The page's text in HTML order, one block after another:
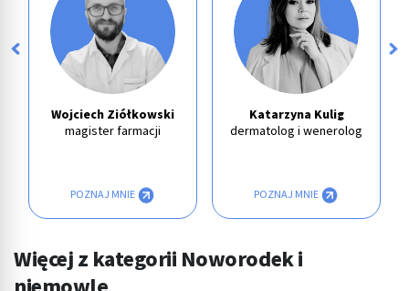
Wojciech Ziółkowski
magister farmacji
POZNAJ MNIE
Katarzyna Kulig
dermatolog i wenerolog
POZNAJ MNIE
Więcej z kategorii Noworodek i